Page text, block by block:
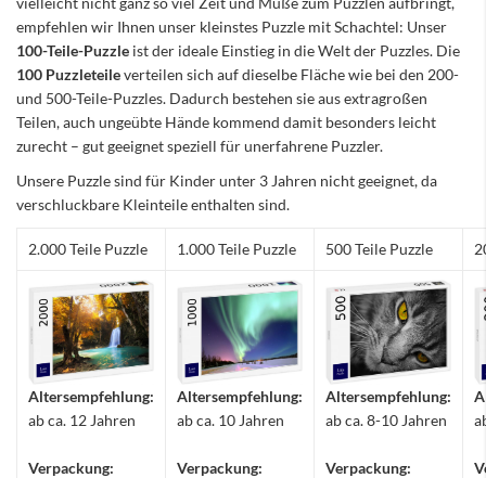
empfehlen wir Ihnen unser kleinstes Puzzle mit Schachtel: Unser
100-Teile-Puzzle ist der ideale Einstieg in die Welt der Puzzles. Die
100 Puzzleteileverteilen sich auf dieselbe Fläche wie bei den 200-
und 500-Teile-Puzzles. Dadurch bestehen sie aus extragroßen
Teilen, auch ungeübte Hände kommend damit besonders leicht
zurecht – gut geeignet speziell für unerfahrene Puzzler.
Unsere Puzzle sind für Kinder unter 3 Jahren nicht geeignet, da
verschluckbare Kleinteile enthalten sind.
2.000 Teile Puzzle 1.000 Teile Puzzle 500 Teile Puzzle
Altersempfehlung:
ab ca. 12 Jahren
Verpackung:
Altersempfehlung:
ab ca. 10 Jahren
Verpackung:
Altersempfehlung:
ab ca. 8-10 Jahren
Verpackung: